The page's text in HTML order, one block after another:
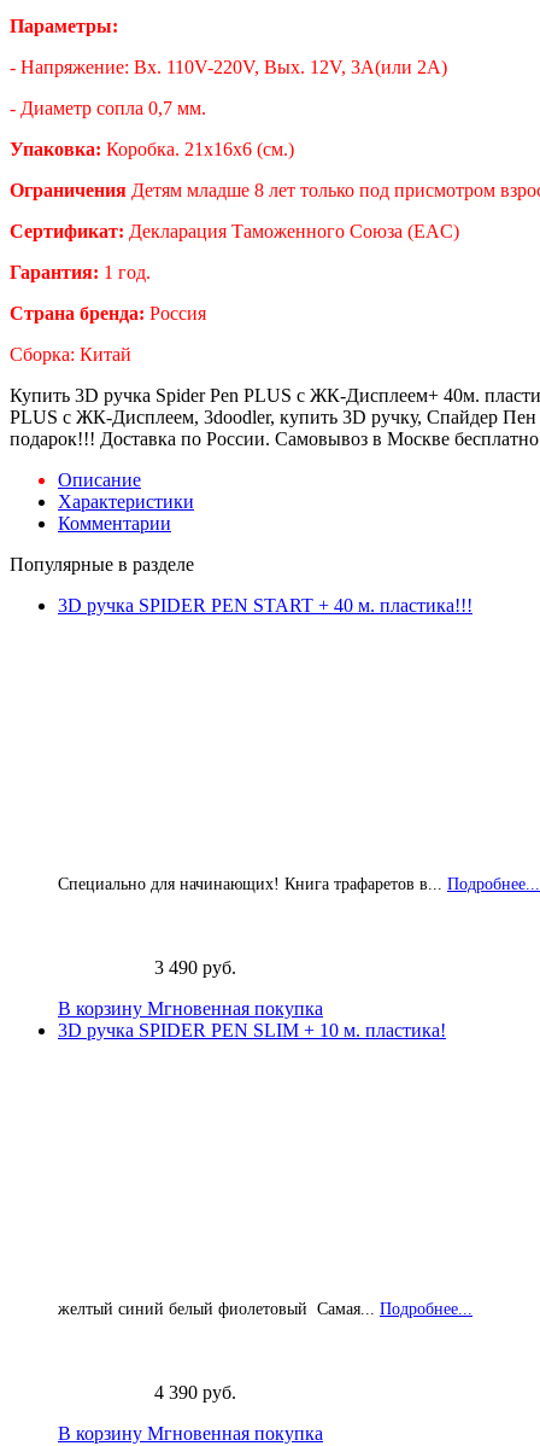
Параметры:
- Напряжение: Вх. 110V-220V, Вых. 12V, 3A(или 2A)
- Диаметр сопла 0,7 мм.
Упаковка: Коробка. 21х16х6 (см.)
Ограничения Детям младше 8 лет только под присмотром
Сертификат: Декларация Таможенного Союза (EAC)
Гарантия: 1 год.
Страна бренда: Россия
Сборка: Китай
Купить 3D ручка Spider Pen PLUS c ЖК-Дисплеем+ 40м.
PLUS c ЖК-Дисплеем, 3doodler, купить 3D ручку, Спайдер
подарок!!! Доставка по России. Самовывоз в Москве
Описание
Характеристики
Комментарии
Популярные в разделе
3D ручка SPIDER PEN START + 40 м. пластика!!!
Специально для начинающих! Книга трафаретов в... Подробнее...
3 490 руб.
В корзину Мгновенная покупка
3D ручка SPIDER PEN SLIM + 10 м. пластика!
желтый синий белый фиолетовый Самая... Подробнее...
4 390 руб.
В корзину Мгновенная покупка